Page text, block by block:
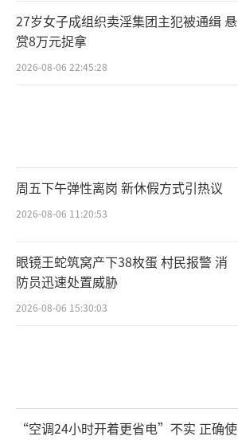
27岁女子成组织卖淫集团主犯被通缉 悬
赏8万元捉拿
2026-08-06 22:45:28
周五下午弹性离岗 新休假方式引热议
2026-08-06 11:20:53
眼镜王蛇筑窝产下38枚蛋 村民报警 消
防员迅速处置威胁
2026-08-06 15:30:03
“空调24小时开着更省电”不实 正确使